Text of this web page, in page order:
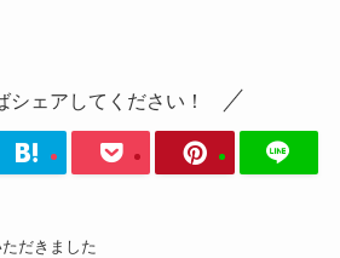
シェアしてください！
だきました